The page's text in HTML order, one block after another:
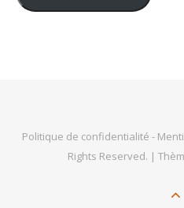
Politique de confidentialité -
Rights Reserved. |